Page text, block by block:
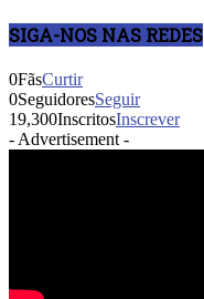
SIGA-NOS NAS REDES
0FãsCurtir
0SeguidoresSeguir
19,300InscritosInscrever
- Advertisement -